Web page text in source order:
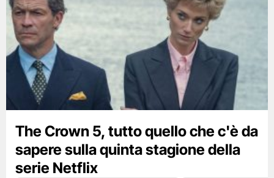
The Crown 5, tutto quello che c'è da
sapere sulla quinta stagione della
serie Netflix